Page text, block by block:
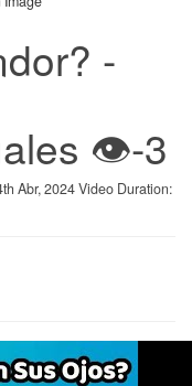
-
👁️-3
Abr, 2024Video Duration: